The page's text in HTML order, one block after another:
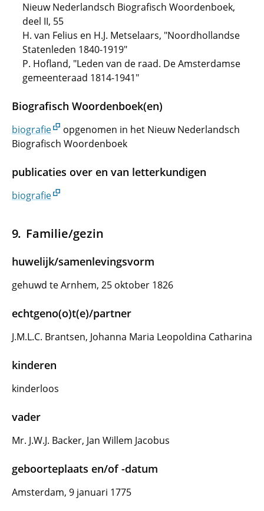
Nieuw Nederlandsch Biografisch Woordenboek,
deel II, 55
H. van Felius en H.J. Metselaars, "Noordhollandse
Statenleden 1840-1919"
P. Hofland, "Leden van de raad. De Amsterdamse
gemeenteraad 1814-1941"
Biografisch Woordenboek(en)
biografie
opgenomen in het Nieuw Nederlandsch
Biografisch Woordenboek
publicaties over en van letterkundigen
biografie
Familie/gezin
huwelijk/samenlevingsvorm
gehuwd te Arnhem, 25 oktober 1826
echtgeno(o)t(e)/partner
J.M.L.C. Brantsen, Johanna Maria Leopoldina Catharina
kinderen
kinderloos
vader
Mr. J.W.J. Backer, Jan Willem Jacobus
geboorteplaats en/of -datum
Amsterdam, 9 januari 1775